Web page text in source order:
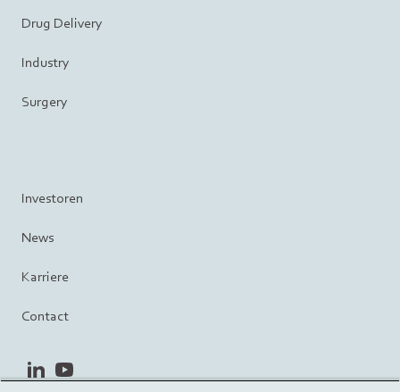
Drug Delivery
Industry
Surgery
Investoren
News
Karriere
Contact
linkedinyoutube